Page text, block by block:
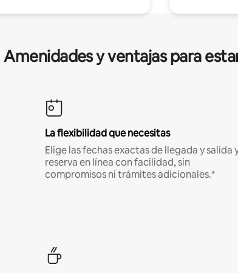
Amenidades y ventajas para
La flexibilidad que necesitas
Elige las fechas exactas de llegada y salida
reserva en línea con facilidad, sin
compromisos ni trámites adicionales.*